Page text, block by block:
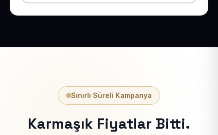
Sınırlı Süreli Kampanya
Karmaşık Fiyatlar Bitti.